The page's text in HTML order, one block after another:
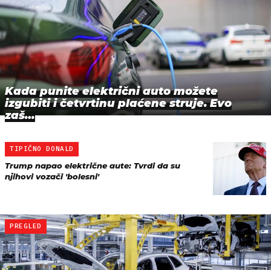
Kada punite električni auto možete
izgubiti i četvrtinu plaćene struje. Evo
zaš…
TIPIČNO DONALD
Trump napao električne aute: Tvrdi da su
njihovi vozači 'bolesni'
PREGLED